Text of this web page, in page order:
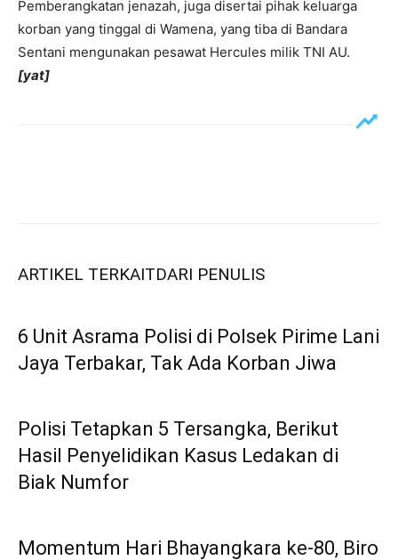
Pemberangkatan jenazah, juga disertai pihak keluarga
korban yang tinggal di Wamena, yang tiba di Bandara
Sentani mengunakan pesawat Hercules milik TNI AU.
[yat]
ARTIKEL TERKAITDARI PENULIS
6 Unit Asrama Polisi di Polsek Pirime Lani
Jaya Terbakar, Tak Ada Korban Jiwa
Polisi Tetapkan 5 Tersangka, Berikut
Hasil Penyelidikan Kasus Ledakan di
Biak Numfor
Momentum Hari Bhayangkara ke-80, Biro